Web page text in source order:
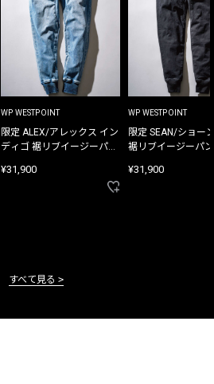
WP WESTPOINT
限定 ALEX/アレックス イン
ディゴ 裾リブイージーパン
¥31,900
WP WESTPOINT
限定 SEAN/ショー
裾リブイージーパ
¥31,900
すべて見る